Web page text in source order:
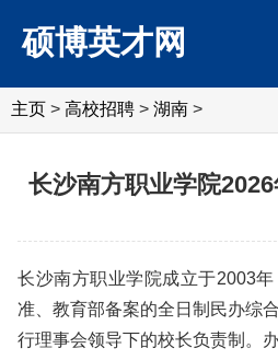
硕博英才网
主页 > 高校招聘 > 湖南 >
长沙南方职业学院
长沙南方职业学院成立于2003
准、教育部备案的全日制民办综
行理事会领导下的校长负责制。